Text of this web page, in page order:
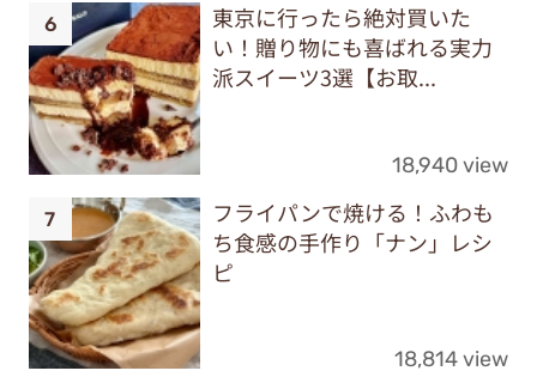
東京に行ったら絶対買いた
い！贈り物にも喜ばれる実力
派スイーツ3選【お取...
18,940 view
フライパンで焼ける！ふわも
ち食感の手作り「ナン」レシ
ピ
18,814 view